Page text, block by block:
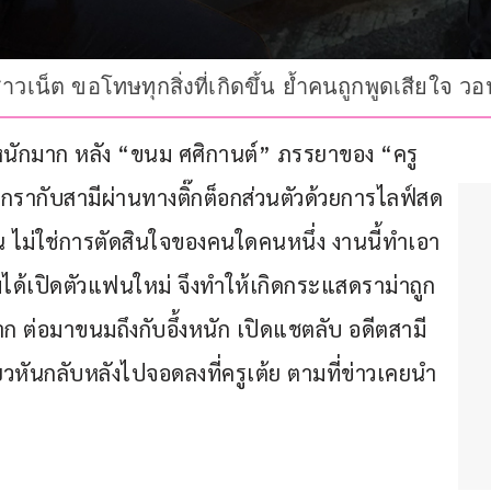
เน็ต ขอโทษทุกสิ่งที่เกิดขึ้น ย้ำคนถูกพูดเสียใจ ว
นักมาก หลัง “ขนม ศศิกานต์” ภรรยาของ “ครู
ากับสามีผ่านทางติ๊กต็อกส่วนตัวด้วยการไลฟ์สด
ม่ใช่การตัดสินใจของคนใดคนหนึ่ง งานนี้ทำเอา
เปิดตัวแฟนใหม่ จึงทำให้เกิดกระแสดราม่าถูก
ต่อมาขนมถึงกับอึ้งหนัก เปิดแชตลับ อดีตสามี
หันกลับหลังไปจอดลงที่ครูเต้ย ตามที่ข่าวเคยนำ